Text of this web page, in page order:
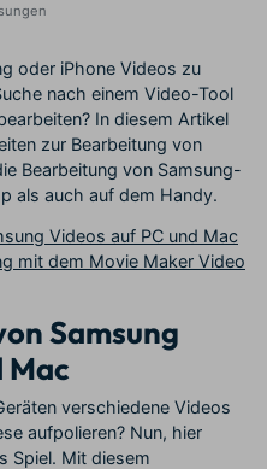
Freunde-werben-
Programm
An Freunde empfehlen,
Belohnungen erhalten
Schalten Sie Partnerschaften
oder iPhone Videos zu
nach einem Video-Tool
In diesem Artikel
zur Bearbeitung von
Bearbeitung von Samsung-
als auch auf dem Handy.
Videos auf PC und Mac
mit dem Movie Maker Video
Samsung
Mac
verschiedene Videos
aufpolieren? Nun, hier
Spiel. Mit diesem